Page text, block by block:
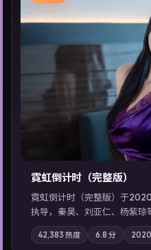
霓虹倒计时（完整版）
霓虹倒计时（完整版）于
执导，秦昊、刘亚仁、杨紫琼
边境小镇的平静被一封匿名信
质；站内亦可通过「国产免费
42,383 热度 6.8 分